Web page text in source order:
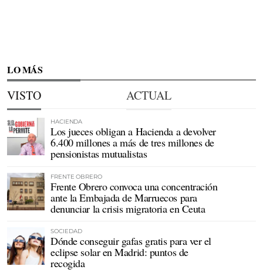
LO MÁS
VISTO ACTUAL
HACIENDA
Los jueces obligan a Hacienda a devolver
6.400 millones a más de tres millones de
pensionistas mutualistas
FRENTE OBRERO
Frente Obrero convoca una concentración
ante la Embajada de Marruecos para
denunciar la crisis migratoria en Ceuta
SOCIEDAD
Dónde conseguir gafas gratis para ver el
eclipse solar en Madrid: puntos de
recogida